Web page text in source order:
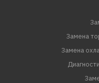
Замена
Замена